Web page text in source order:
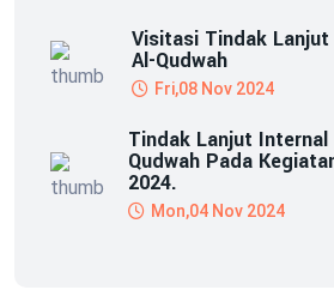
Visitasi Tindak Lanjut
Al-Qudwah
Fri,08 Nov 2024
Tindak Lanjut Internal
Qudwah Pada
2024.
Mon,04 Nov 2024